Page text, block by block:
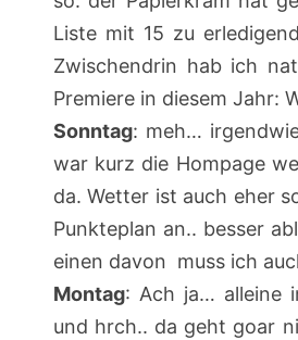
Liste mit 15 zu
Zwischendrin hab ich
Premiere in diesem Jahr:
Sonntag: meh…
war kurz die Hompage
da. Wetter ist auch eher
Punkteplan an.. besser
einen davon muss ich
Montag: Ach ja… alleine
und hrch.. da geht goar